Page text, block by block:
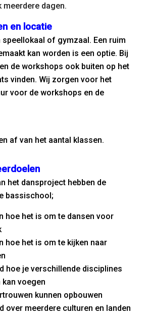
meerdere dagen.
en locatie
speellokaal of gymzaal. Een ruim
kan worden is een optie. Bij
de workshops ook buiten op het
vinden. Wij zorgen voor het
voor de workshops en de
af van het aantal klassen.
het dansproject hebben de
bassischool;
hoe het is om te dansen voor
hoe het is om te kijken naar
hoe je verschillende disciplines
kan voegen
kunnen opbouwen
over meerdere culturen en landen